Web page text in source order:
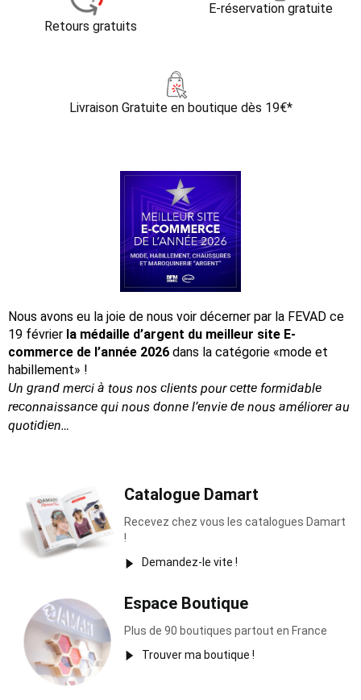
Retours gratuits
E-réservation gratuite
Livraison Gratuite en boutique dès 19€*
Nous avons eu la joie de nous voir décerner par la FEVAD ce
19 février la médaille d’argent du meilleur site E-
commerce de l’année 2026 dans la catégorie «mode et
habillement» !
Un grand merci à tous nos clients pour cette formidable
reconnaissancequi nous donne l’envie de nous améliorer au
quotidien…
Catalogue Damart
Recevez chez vous les catalogues Damart
!
Demandez-le vite !
Espace Boutique
Plus de 90 boutiques partout en France
Trouver ma boutique !